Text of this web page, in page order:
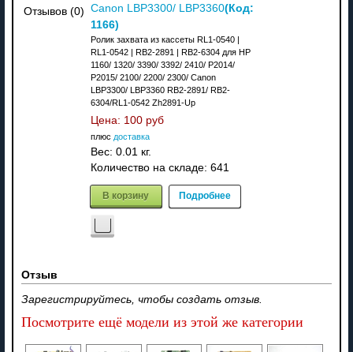
Отзывов (0) Canon LBP3300/ LBP3360(Код:
1166)
Ролик захвата из кассеты RL1-0540 |
RL1-0542 | RB2-2891 | RB2-6304 для HP
1160/ 1320/ 3390/ 3392/ 2410/ P2014/
P2015/ 2100/ 2200/ 2300/ Canon
LBP3300/ LBP3360 RB2-2891/ RB2-
6304/RL1-0542 Zh2891-Up
Цена: 100 руб
плюс доставка
Вес: 0.01 кг.
Количество на складе: 641
В корзину Подробнее
Отзыв
Зарегистрируйтесь, чтобы создать отзыв.
Посмотрите ещё модели из этой же категории